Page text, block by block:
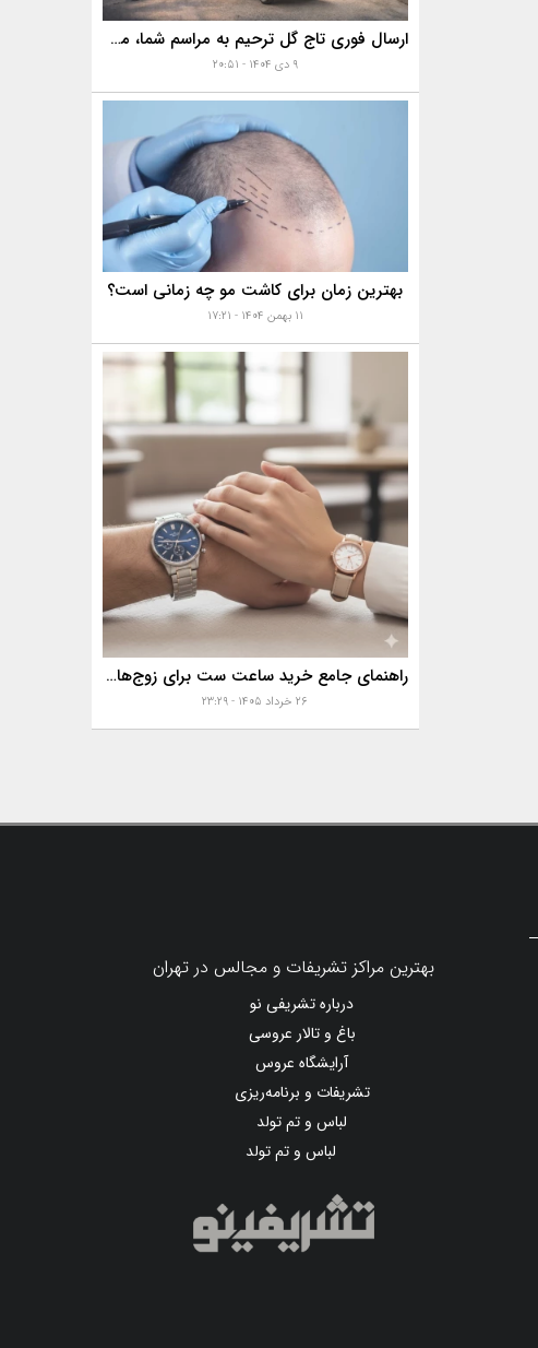
ارسال فوری تاج گل ترحیم به مراسم شما، مساجد، تالارها و بهشت زهرا با خدمات ویژه
۹ دی ۱۴۰۴ - ۲۰:۵۱
بهترین زمان برای کاشت مو چه زمانی است؟
۱۱ بهمن ۱۴۰۴ - ۱۷:۲۱
راهنمای جامع خرید ساعت ست برای زوج‌های موفق
۲۶ خرداد ۱۴۰۵ - ۲۳:۲۹
بهترین مراکز تشریفات و مجالس در تهران
درباره تشریفی نو
باغ و تالار عروسی
آرایشگاه عروس
تشریفات و برنامه‌ریزی
لباس و تم تولد
لباس و تم تولد